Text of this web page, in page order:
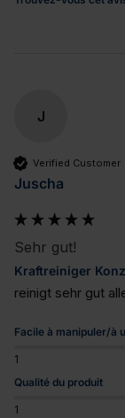
J
Verified Customer
Juscha
Sehr gut!
Kraftreiniger
reinigt sehr gut
Facile à manipuler/à
1
Qualité du produit
1